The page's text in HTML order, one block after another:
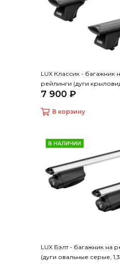
LUX Классик - багажник
рейлинги (дуги
черные, 1,3м)
7 900 ₽
В корзину
В НАЛИЧИИ
LUX Бэлт - багажник на
(дуги овальные серые,